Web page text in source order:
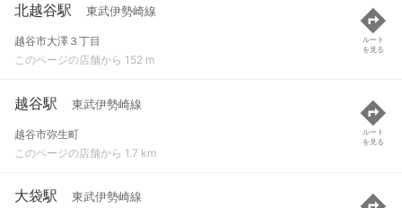
北越谷駅 東武伊勢崎線
越谷市大澤３丁目
このページの店舗から 152 m
ルート
を見る
越谷駅 東武伊勢崎線
越谷市弥生町
このページの店舗から 1.7 km
ルート
を見る
大袋駅 東武伊勢崎線